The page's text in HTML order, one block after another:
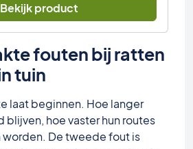
Bekijk product
fouten bij ratten
tuin
laat beginnen. Hoe langer
hoe vaster hun routes
worden. De tweede fout is